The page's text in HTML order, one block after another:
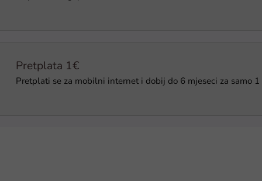
Pretplata 1€
Pretplati se za mobilni internet i dobij do 6 mjeseci za samo 1